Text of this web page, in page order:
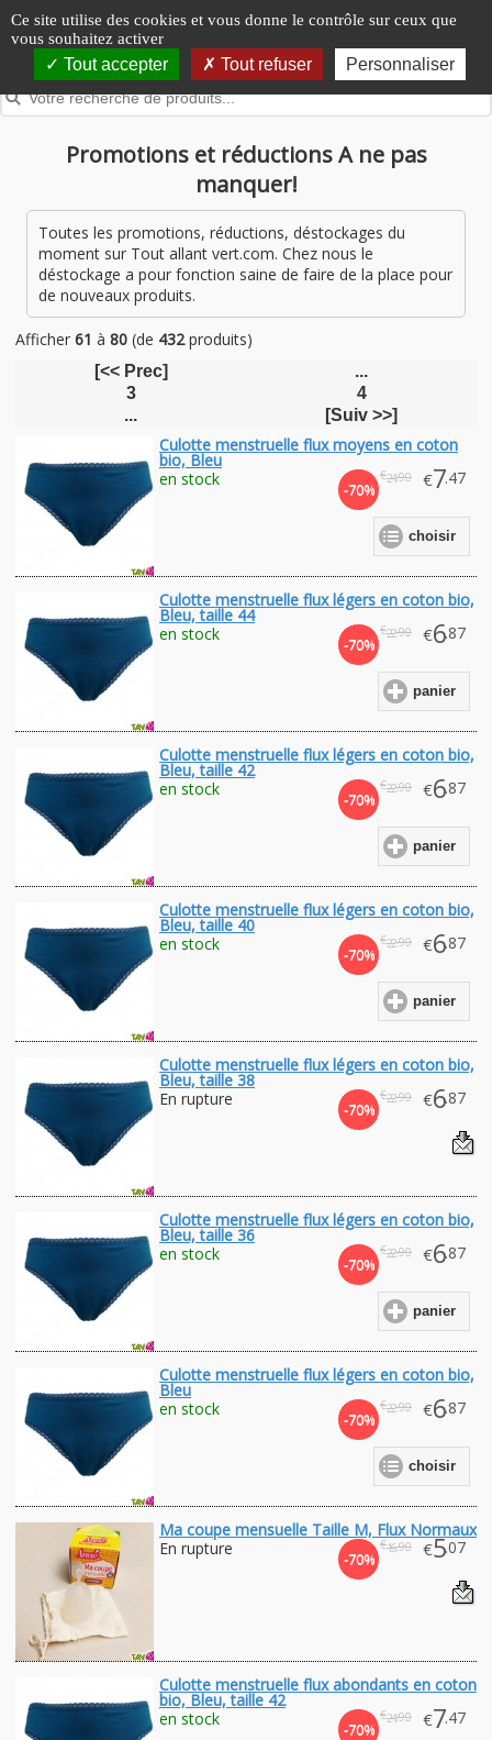
Panneau de gestion des cookies
Ce site utilise des cookies et vous donne le contrôle sur ceux que
vous souhaitez activer
Tout accepter Tout refuser Personnaliser
Promotions et réductions A ne pas
manquer!
Toutes les promotions, réductions, déstockages du
moment sur Tout allant vert.com. Chez nous le
déstockage a pour fonction saine de faire de la place pour
de nouveaux produits.
Afficher 61 à 80 (de 432produits)
[<< Prec]
...
3
4
...
[Suiv >>]
Culotte menstruelle flux moyens en coton
bio, Bleu
-70%
€24.90 €7.47
en stock
choisir
Culotte menstruelle flux légers en coton bio,
Bleu, taille 44
-70%
€22.90 €6.87
en stock
panier
Culotte menstruelle flux légers en coton bio,
Bleu, taille 42
-70%
€22.90 €6.87
en stock
panier
Culotte menstruelle flux légers en coton bio,
Bleu, taille 40
-70%
€22.90 €6.87
en stock
panier
Culotte menstruelle flux légers en coton bio,
Bleu, taille 38
-70%
€22.90 €6.87
En rupture
Culotte menstruelle flux légers en coton bio,
Bleu, taille 36
-70%
€22.90 €6.87
en stock
panier
Culotte menstruelle flux légers en coton bio,
Bleu
-70%
€22.90 €6.87
en stock
choisir
Ma coupe mensuelle Taille M, Flux Normaux
-70%
€16.90 €5.07
En rupture
Culotte menstruelle flux abondants en coton
bio, Bleu, taille 42
-70%
€24.90 €7.47
en stock